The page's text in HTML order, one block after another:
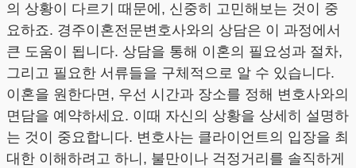
의 상황이 다르기 때문에, 신중히 고민해보는 것이 중
요하죠. 경주이혼전문변호사와의 상담은 이 과정에서
큰 도움이 됩니다. 상담을 통해 이혼의 필요성과 절차,
그리고 필요한 서류들을 구체적으로 알 수 있습니다.
이혼을 원한다면, 우선 시간과 장소를 정해 변호사와의
면담을 예약하세요. 이때 자신의 상황을 상세히 설명하
는 것이 중요합니다. 변호사는 클라이언트의 입장을 최
대한 이해하려고 하니, 불만이나 걱정거리를 솔직하게